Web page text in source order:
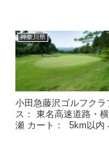
神奈川県
小田急藤沢ゴルフク
ス： 東名高速道路・
瀬 カート： 5km以内